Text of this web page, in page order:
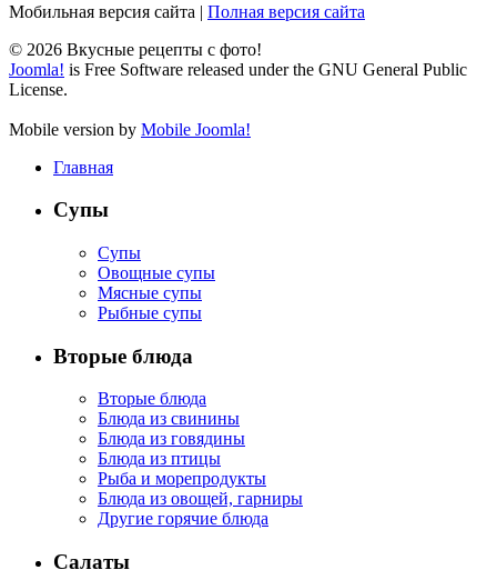
Мобильная версия сайта | Полная версия сайта
© 2026 Вкусные рецепты с фото!
Joomla! is Free Software released under the GNU General Public
License.
Mobile version by Mobile Joomla!
Главная
Супы
Супы
Овощные супы
Мясные супы
Рыбные супы
Вторые блюда
Вторые блюда
Блюда из свинины
Блюда из говядины
Блюда из птицы
Рыба и морепродукты
Блюда из овощей, гарниры
Другие горячие блюда
Салаты